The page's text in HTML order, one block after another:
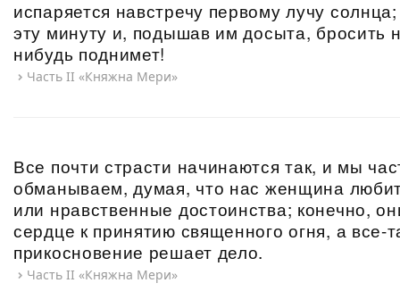
испаряется навстречу первому лучу
эту минуту и, подышав им досыта, бросить
нибудь поднимет!
Часть II «Княжна Мери»
Все почти страсти начинаются так, и мы
обманываем, думая, что нас женщина
или нравственные достоинства; конечно,
сердце к принятию священного огня, а все-
прикосновение решает дело.
Часть II «Княжна Мери»